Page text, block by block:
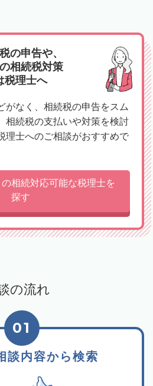
の申告や、
相続税対策
税理士へ
がなく、相続税の申告をスム
相続税の支払いや対策を検討
理士へのご相談がおすすめで
相続対応可能な税理士を
探す
の流れ
談内容から検索
01